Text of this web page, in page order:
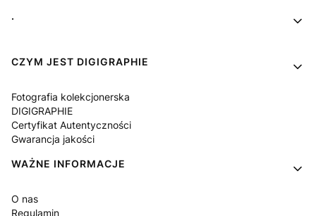
Linki w stopce
.
CZYM JEST DIGIGRAPHIE
Fotografia kolekcjonerska
DIGIGRAPHIE
Certyfikat Autentyczności
Gwarancja jakości
WAŻNE INFORMACJE
O nas
Regulamin